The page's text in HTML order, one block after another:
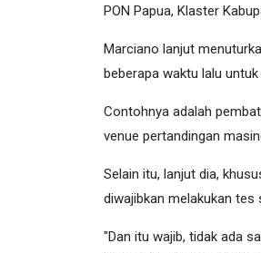
PON Papua, Klaster
Marciano lanjut
beberapa waktu lalu
Contohnya adalah
venue pertandingan
Selain itu, lanjut dia,
diwajibkan melakukan
"Dan itu wajib, tidak ada